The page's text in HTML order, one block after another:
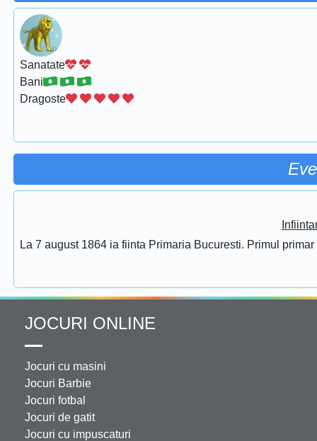
Sanatate
Bani
Dragoste
La 7 august 1864 ia fiinta Primaria Bucuresti. Primul
JOCURI ONLINE
Jocuri cu masini
Jocuri Barbie
Jocuri fotbal
Jocuri de gatit
Jocuri cu impuscaturi